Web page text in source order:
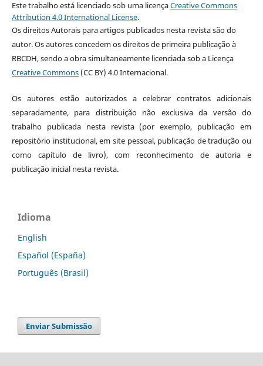
Este trabalho está licenciado sob uma licençaCreative Commons
Attribution 4.0 International License.
Os direitos Autorais para artigos publicados nesta revista são do
autor. Os autores concedem os direitos de primeira publicação à
RBCDH, sendo a obra simultaneamente licenciada sob a Licença
Creative Commons(CC BY) 4.0 Internacional.
Os autores estão autorizados a celebrar contratos adicionais
separadamente, para distribuição não exclusiva da versão do
trabalho publicada nesta revista (por exemplo, publicação em
repositório institucional, em site pessoal, publicação de tradução ou
como capítulo de livro), com reconhecimento de autoria e
publicação inicial nesta revista.
Idioma
English
Español (España)
Português (Brasil)
Enviar Submissão